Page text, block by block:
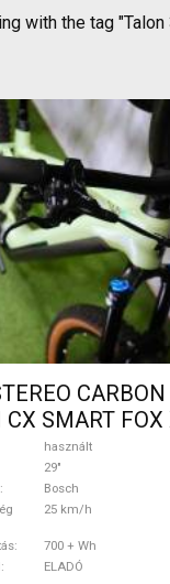
with the tag "Talon
CARBON
CX SMART FOX
Mountain
/ fully
ELADÓ
használt
29"
Bosch
25 km/h
700 + Wh
ELADÓ